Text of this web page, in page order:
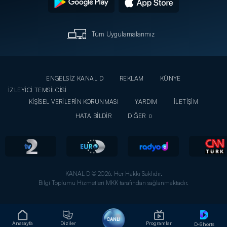
Anasayfa Diziler
CANLI
Programlar D-Shorts
Tüm Uygulamalarımız
ENGELSİZ KANAL D REKLAM
KÜNYE
İZLEYİCİ TEMSİLCİSİ
KİŞİSEL VERİLERİN KORUNMASI
YARDIM
İLETİŞİM
HATA BİLDİR
DİĞER
KANAL D © 2026. Her Hakkı Saklıdır.
Bilgi Toplumu Hizmetleri MKK tarafından sağlanmaktadır.